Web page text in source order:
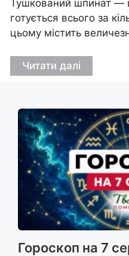
Тушкований шпинат —
готується всього за
цьому містить
Читати далі
Гороскоп на 7